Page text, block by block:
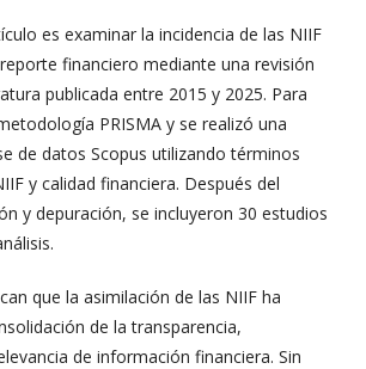
es examinar la incidencia de las NIIF
financiero mediante una revisión
publicada entre 2015 y 2025. Para
PRISMA y se realizó una
de datos Scopus utilizando términos
y calidad financiera. Después del
y depuración, se incluyeron 30 estudios
que la asimilación de las NIIF ha
de la transparencia,
de información financiera. Sin